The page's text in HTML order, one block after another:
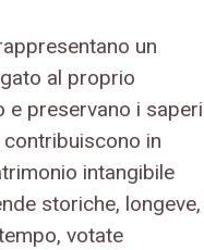
un
al proprio
preservano i saperi
contribuiscono in
intangibile
storiche, longeve,
votate